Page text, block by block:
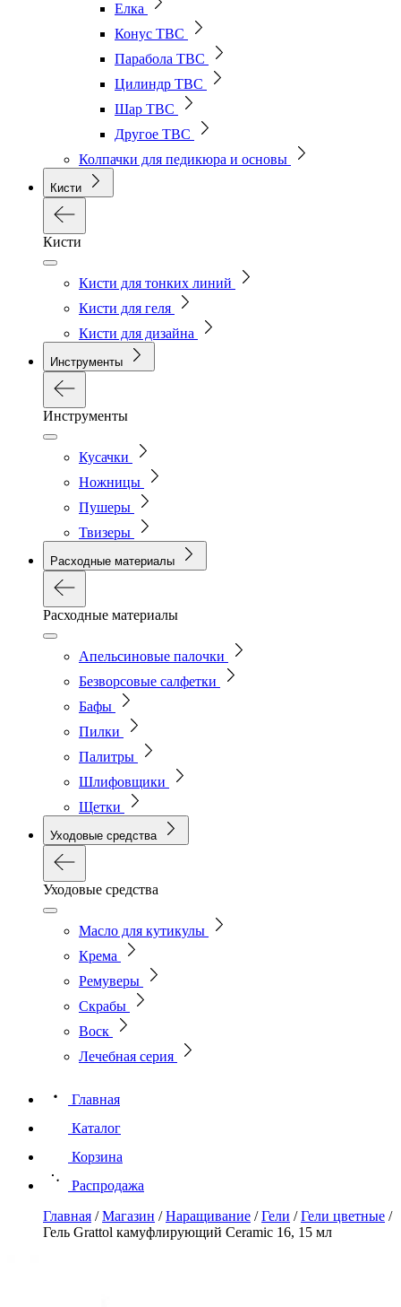
Елка
Конус ТВС
Парабола ТВС
Цилиндр ТВС
Шар ТВС
Другое ТВС
Колпачки для педикюра и основы
Кисти
Кисти
Кисти для тонких линий
Кисти для геля
Кисти для дизайна
Инструменты
Инструменты
Кусачки
Ножницы
Пушеры
Твизеры
Расходные материалы
Расходные материалы
Апельсиновые палочки
Безворсовые салфетки
Бафы
Пилки
Палитры
Шлифовщики
Щетки
Уходовые средства
Уходовые средства
Масло для кутикулы
Крема
Ремуверы
Скрабы
Воск
Лечебная серия
Главная
Каталог
Корзина
Распродажа
Главная /Магазин /Наращивание /Гели /Гели цветные /
Гель Grattol камуфлирующий Ceramic 16, 15 мл